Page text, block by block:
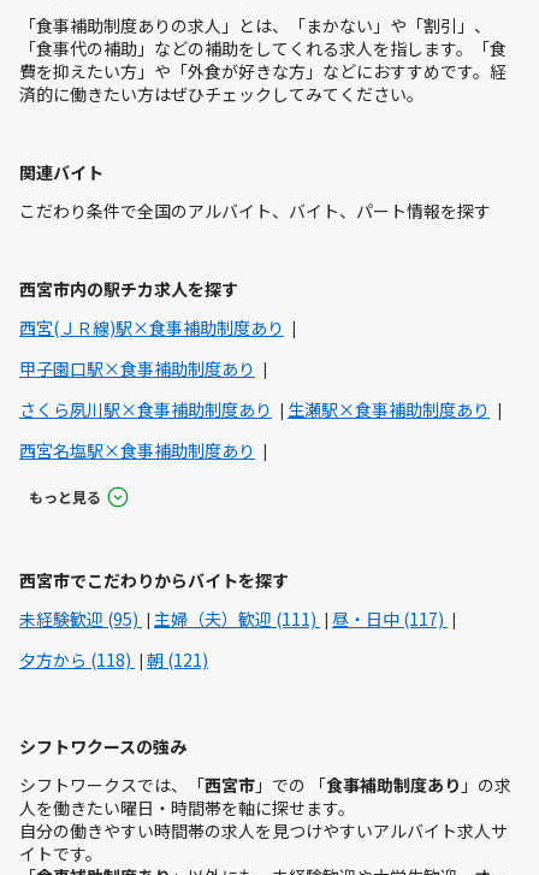
「食事補助制度ありの求人」とは、「まかない」や「割引」、
「食事代の補助」などの補助をしてくれる求人を指します。「食
費を抑えたい方」や「外食が好きな方」などにおすすめです。経
済的に働きたい方はぜひチェックしてみてください。
関連バイト
こだわり条件で全国のアルバイト、バイト、パート情報を探す
西宮市内の駅チカ求人を探す
西宮(ＪＲ線)駅×食事補助制度あり
甲子園口駅×食事補助制度あり
さくら夙川駅×食事補助制度あり
生瀬駅×食事補助制度あり
西宮名塩駅×食事補助制度あり
もっと見る
西宮市でこだわりからバイトを探す
未経験歓迎 (95)
主婦（夫）歓迎 (111)
昼・日中 (117)
夕方から (118)
朝 (121)
シフトワクースの強み
シフトワークスでは、「西宮市 」での 「食事補助制度あり 」の求
人を働きたい曜日・時間帯を軸に探せます。
自分の働きやすい時間帯の求人を見つけやすいアルバイト求人サ
イトです。